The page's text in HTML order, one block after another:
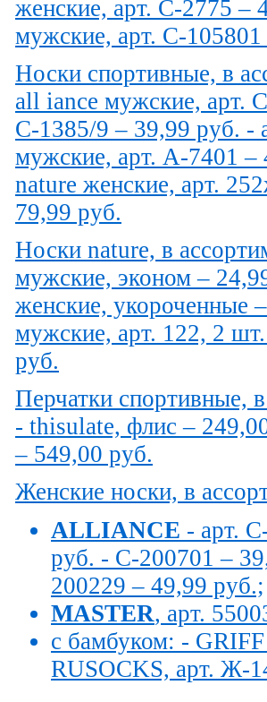
женские, арт. С-2775 –
мужские, арт. С-
Носки спортивные, в
all iance мужские, арт.
С-1385/9 – 39,99 руб. -
мужские, арт. А-7401 –
nature женские, арт.
79,99 руб.
Носки nature, в
мужские, эконом –
женские, укороченные
мужские, арт. 122, 2
руб.
Перчатки спортивные,
- thisulate, флис –
– 549,00 руб.
Женские носки, в
ALLIANCE - арт.
руб. - C-200701 –
200229 – 49,99 руб.;
MASTER, арт.
с бамбуком: -
RUSOCKS, арт. Ж-